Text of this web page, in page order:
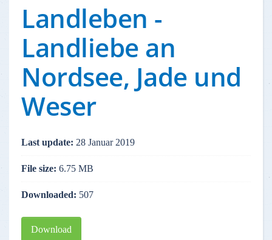
Landleben -
Landliebe an
Nordsee, Jade und
Weser
Last update: 28 Januar 2019
File size: 6.75 MB
Downloaded: 507
Download